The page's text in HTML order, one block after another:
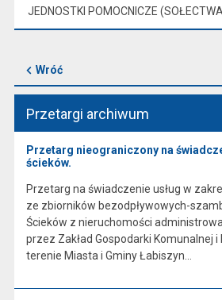
JEDNOSTKI POMOCNICZE
Wróć
Przetargi archiwum
Przetarg nieograniczony na
ścieków.
Przetarg na świadczenie usług w
ze zbiorników bezodpływowych-
Ścieków z nieruchomości
przez Zakład Gospodarki Komunalnej
terenie Miasta i Gminy Łabiszyn…